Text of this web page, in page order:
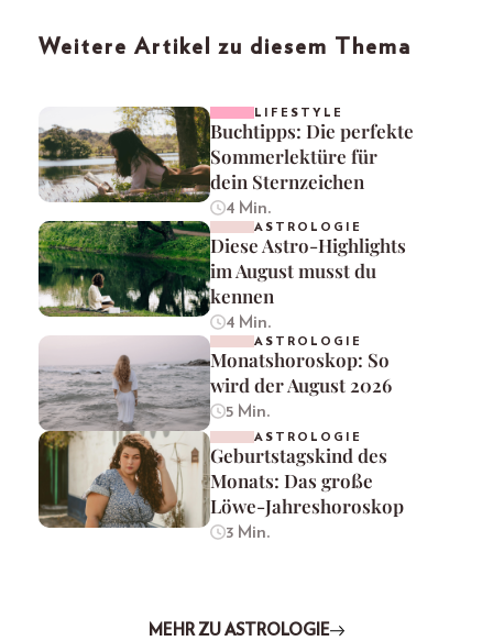
Weitere Artikel zu diesem Thema
LIFESTYLE
Buchtipps: Die perfekte
Sommerlektüre für
dein Sternzeichen
4 Min.
ASTROLOGIE
Diese Astro-Highlights
im August musst du
kennen
4 Min.
ASTROLOGIE
Monatshoroskop: So
wird der August 2026
5 Min.
ASTROLOGIE
Geburtstagskind des
Monats: Das große
Löwe-Jahreshoroskop
3 Min.
MEHR ZU ASTROLOGIE